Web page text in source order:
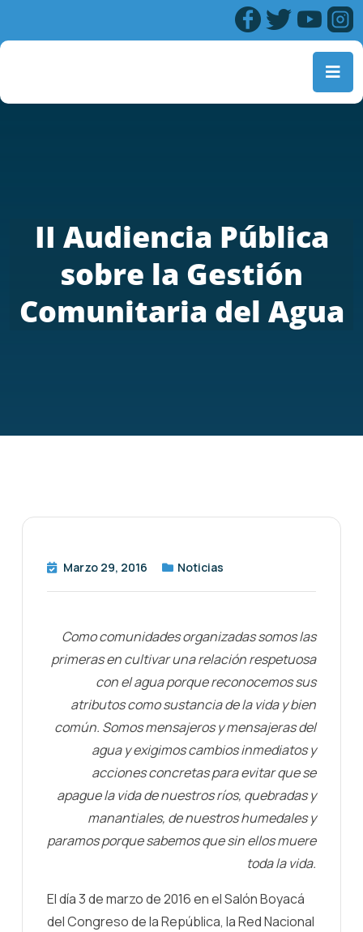
II Audiencia Pública
sobre la Gestión
Comunitaria del Agua
Marzo 29, 2016 Noticias
Como comunidades organizadas somos las
primeras en cultivar una relación respetuosa
con el agua porque reconocemos sus
atributos como sustancia de la vida y bien
común. Somos mensajeros y mensajeras del
agua y exigimos cambios inmediatos y
acciones concretas para evitar que se
apague la vida de nuestros ríos, quebradas y
manantiales, de nuestros humedales y
paramos porque sabemos que sin ellos muere
toda la vida.
El día 3 de marzo de 2016 en el Salón Boyacá
del Congreso de la República, la Red Nacional